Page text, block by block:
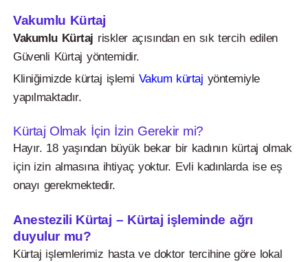
Vakumlu Kürtaj
Vakumlu Kürtaj riskler açısından en sık tercih edilen
Güvenli Kürtaj yöntemidir.
Kliniğimizde kürtaj işlemi Vakum kürtaj yöntemiyle
yapılmaktadır.
Kürtaj Olmak İçin İzin Gerekir mi?
Hayır. 18 yaşından büyük bekar bir kadının kürtaj olmak
için izin almasına ihtiyaç yoktur. Evli kadınlarda ise eş
onayı gerekmektedir.
Anestezili Kürtaj – Kürtaj işleminde ağrı
duyulur mu?
Kürtaj işlemlerimiz hasta ve doktor tercihine göre lokal